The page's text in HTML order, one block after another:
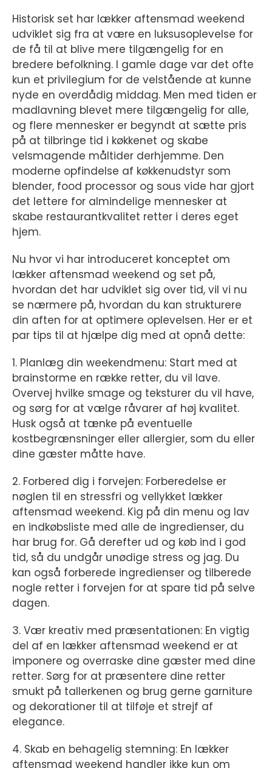
Historisk set har lækker aftensmad weekend
udviklet sig fra at være en luksusoplevelse for
de få til at blive mere tilgængelig for en
bredere befolkning. I gamle dage var det ofte
kun et privilegium for de velstående at kunne
nyde en overdådig middag. Men med tiden er
madlavning blevet mere tilgængelig for alle,
og flere mennesker er begyndt at sætte pris
på at tilbringe tid i køkkenet og skabe
velsmagende måltider derhjemme. Den
moderne opfindelse af køkkenudstyr som
blender, food processor og sous vide har gjort
det lettere for almindelige mennesker at
skabe restaurantkvalitet retter i deres eget
hjem.
Nu hvor vi har introduceret konceptet om
lækker aftensmad weekend og set på,
hvordan det har udviklet sig over tid, vil vi nu
se nærmere på, hvordan du kan strukturere
din aften for at optimere oplevelsen. Her er et
par tips til at hjælpe dig med at opnå dette:
1. Planlæg din weekendmenu: Start med at
brainstorme en række retter, du vil lave.
Overvej hvilke smage og teksturer du vil have,
og sørg for at vælge råvarer af høj kvalitet.
Husk også at tænke på eventuelle
kostbegrænsninger eller allergier, som du eller
dine gæster måtte have.
2. Forbered dig i forvejen: Forberedelse er
nøglen til en stressfri og vellykket lækker
aftensmad weekend. Kig på din menu og lav
en indkøbsliste med alle de ingredienser, du
har brug for. Gå derefter ud og køb ind i god
tid, så du undgår unødige stress og jag. Du
kan også forberede ingredienser og tilberede
nogle retter i forvejen for at spare tid på selve
dagen.
3. Vær kreativ med præsentationen: En vigtig
del af en lækker aftensmad weekend er at
imponere og overraske dine gæster med dine
retter. Sørg for at præsentere dine retter
smukt på tallerkenen og brug gerne garniture
og dekorationer til at tilføje et strejf af
elegance.
4. Skab en behagelig stemning: En lækker
aftensmad weekend handler ikke kun om